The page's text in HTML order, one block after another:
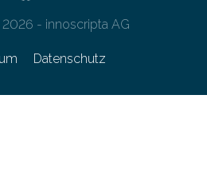
- innoscripta AG
Datenschutz